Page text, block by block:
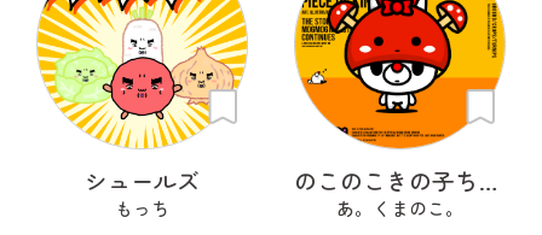
シュールズ
もっち
のこのこきの子ちゃん
あ。くまのこ。